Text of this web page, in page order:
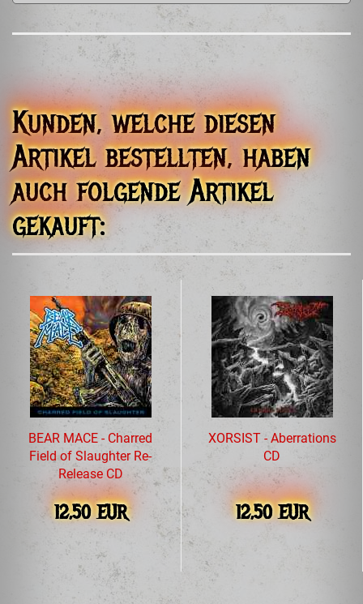
Perseverance Media Group
P.O. Box 55
North Haven, CT 06473
United States
info@stillbornrecords.com
EU Verantwortliche Person
Steffen Mehler
sm-metal-shop
Schachen 51
36129 Gersfeld
info@sm-metal-shop.de
Kunden, welche diesen
Artikel bestellten, haben
auch folgende Artikel
gekauft:
BEAR MACE - Charred
Field of Slaughter Re-
Release CD
12,50 EUR
XORSIST - Aberrations
CD
12,50 EUR